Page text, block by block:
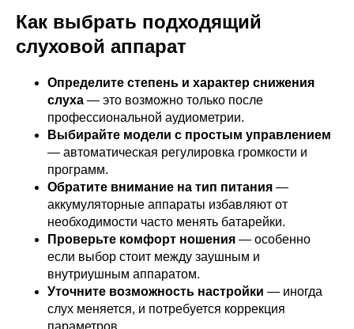
Как выбрать подходящий
слуховой аппарат
Определите степень и характер снижения
слуха — это возможно только после
профессиональной аудиометрии.
Выбирайте модели с простым управлением
— автоматическая регулировка громкости и
программ.
Обратите внимание на тип питания —
аккумуляторные аппараты избавляют от
необходимости часто менять батарейки.
Проверьте комфорт ношения — особенно
если выбор стоит между заушным и
внутриушным аппаратом.
Уточните возможность настройки — иногда
слух меняется, и потребуется коррекция
параметров.